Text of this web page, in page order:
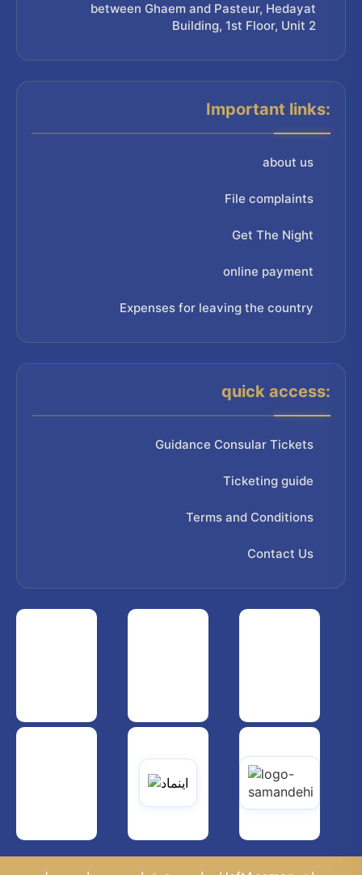
between Ghaem and Pasteur, Hedayat
Building, 1st Floor, Unit 2
Important links:
about us
File complaints
Get The Night
online payment
Expenses for leaving the country
quick access:
Guidance Consular Tickets
Ticketing guide
Terms and Conditions
Contact Us